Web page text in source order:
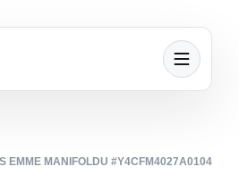
EMME MANIFOLDU #Y4CFM4027A0104